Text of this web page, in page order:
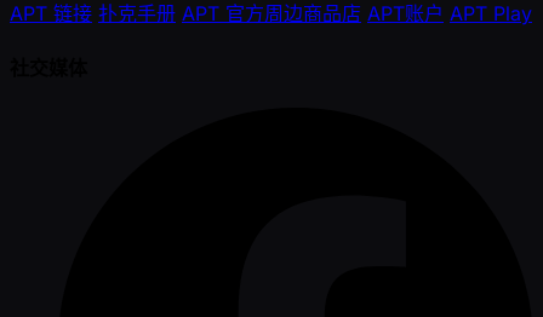
APT 链接 扑克手册 APT 官方周边商品店 APT账户 APT Play